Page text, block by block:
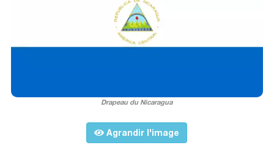
Drapeau du Nicaragua
Agrandir l'image